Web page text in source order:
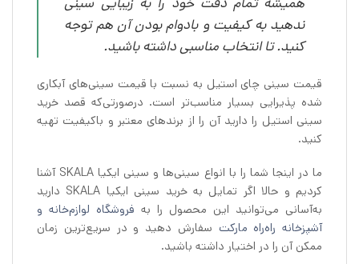
ندهید به کیفیت و بادوام بودن آن هم توجه
کنید. تا انتخاب مناسبی داشته باشید.
قیمت سینی چای استیل به نسبت با قیمت سینی‌های آبکاری
شده پذیرایی بسیار مناسب‌تر است. درصورتی‌که قصد خرید
سینی استیل را دارید آن را از برندهای معتبر و باکیفیت تهیه
کنید.
ما در اینجا شما را با انواع سینی‌ها و سینی ایکیا SKALA آشنا
کردیم و حالا اگر تمایل به خرید سینی ایکیا SKALA دارید
به‌آسانی می‌توانید این محصول را به فروشگاه لوازم‌خانه و
آشپزخانه راه‌راه مارکت سفارش دهید و در سریع‌ترین زمان
ممکن آن را در اختیار داشته باشید.